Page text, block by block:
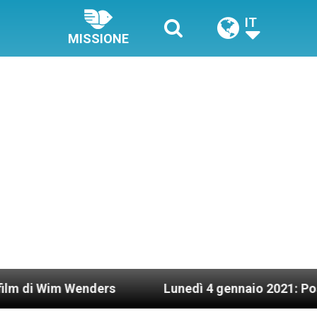
MISSIONE
IT
Wenders Lunedì 4 gennaio 2021: Possesso